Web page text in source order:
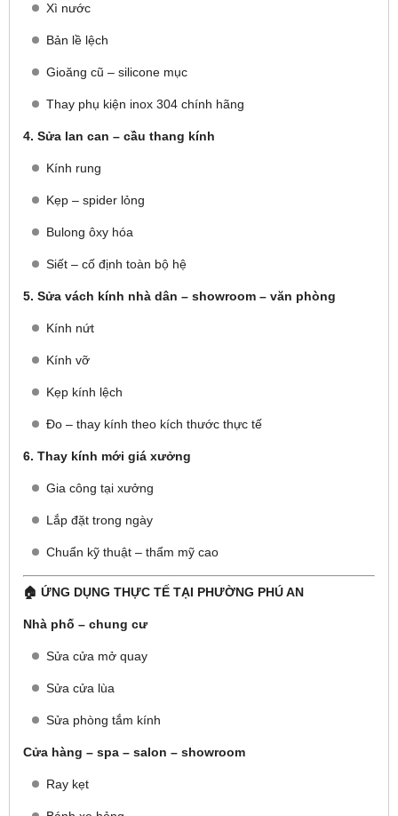
Xì nước
Bản lề lệch
Gioăng cũ – silicone mục
Thay phụ kiện inox 304 chính hãng
4. Sửa lan can – cầu thang kính
Kính rung
Kẹp – spider lỏng
Bulong ôxy hóa
Siết – cố định toàn bộ hệ
5. Sửa vách kính nhà dân – showroom – văn phòng
Kính nứt
Kính vỡ
Kẹp kính lệch
Đo – thay kính theo kích thước thực tế
6. Thay kính mới giá xưởng
Gia công tại xưởng
Lắp đặt trong ngày
Chuẩn kỹ thuật – thẩm mỹ cao
🏠 ỨNG DỤNG THỰC TẾ TẠI PHƯỜNG PHÚ AN
Nhà phố – chung cư
Sửa cửa mở quay
Sửa cửa lùa
Sửa phòng tắm kính
Cửa hàng – spa – salon – showroom
Ray kẹt